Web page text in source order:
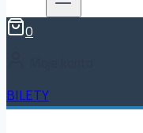
0
BILETY